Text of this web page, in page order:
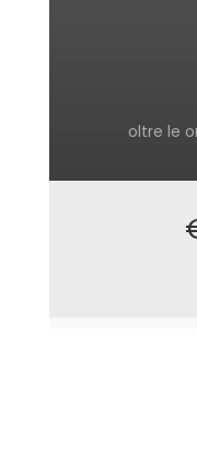
oltre le